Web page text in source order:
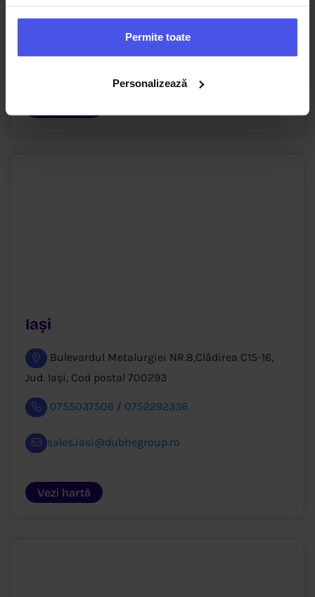
Permite toate
Personalizează
0749190363
sales.galati@dubhegroup.ro
Iași
Bulevardul Metalurgiei NR.8,Clădirea C15-16,
Jud. Iași, Cod postal 700293
0755037506 / 0752292336
sales.iasi@dubhegroup.ro
Vezi hartă